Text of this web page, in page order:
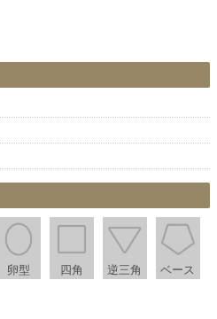
卵型 四角 逆三角 ベース